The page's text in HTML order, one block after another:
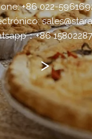
+86 022-
：+86
>